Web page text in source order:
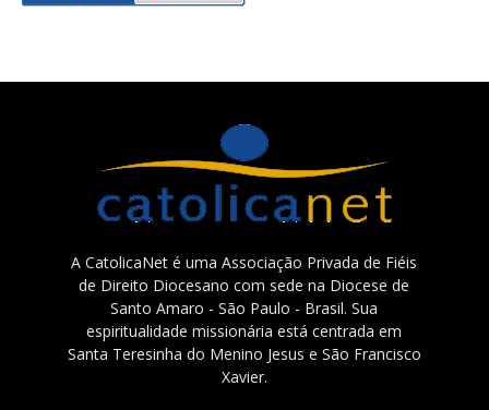
A CatolicaNet é uma Associação Privada de Fiéis
de Direito Diocesano com sede na Diocese de
Santo Amaro - São Paulo - Brasil. Sua
espiritualidade missionária está centrada em
Santa Teresinha do Menino Jesus e São Francisco
Xavier.